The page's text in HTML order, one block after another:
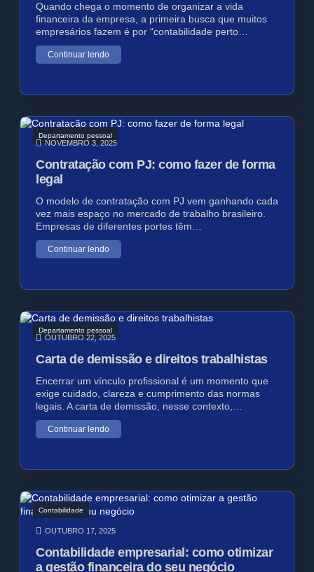
Quando chega o momento de organizar a vida
financeira da empresa, a primeira busca que muitos
empresários fazem é por “contabilidade perto…
Continuar lendo
Departamento pessoal
NOVEMBRO 3, 2025
Contratação com PJ: como fazer de forma
legal
O modelo de contratação com PJ vem ganhando cada
vez mais espaço no mercado de trabalho brasileiro.
Empresas de diferentes portes têm…
Continuar lendo
Departamento pessoal
OUTUBRO 22, 2025
Carta de demissão e direitos trabalhistas
Encerrar um vínculo profissional é um momento que
exige cuidado, clareza e cumprimento das normas
legais. A carta de demissão, nesse contexto,…
Continuar lendo
Contabilidade
OUTUBRO 17, 2025
Contabilidade empresarial: como otimizar
a gestão financeira do seu negócio